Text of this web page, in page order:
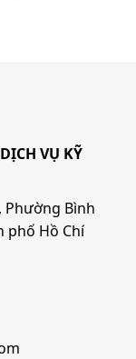
VỤ KỸ
Phường Bình
phố Hồ Chí